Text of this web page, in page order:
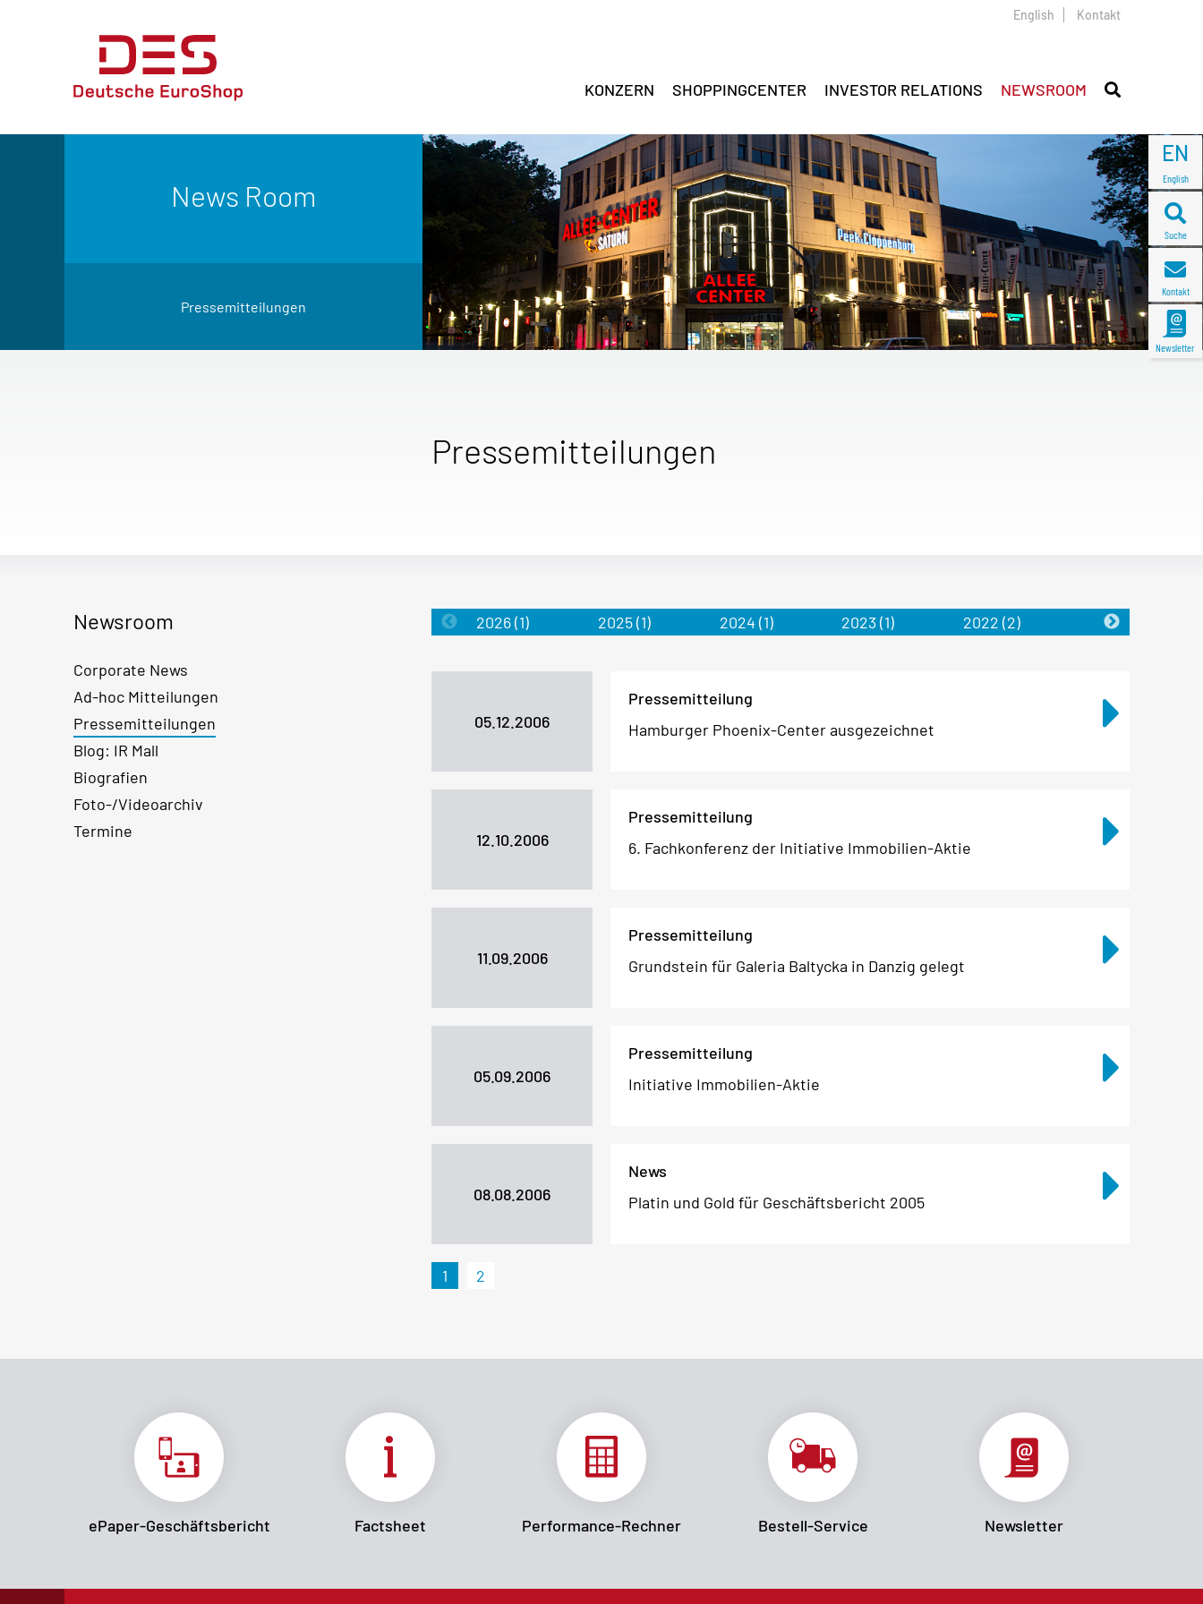
EN
English
Suche
Kontakt
Newsletter
English Kontakt
KONZERN SHOPPINGCENTER INVESTOR RELATIONS NEWSROOM
News Room
Pressemitteilungen
Pressemitteilungen
Newsroom
Corporate News
Ad-hoc Mitteilungen
Pressemitteilungen
Blog: IR Mall
Biografien
Foto-/Videoarchiv
Termine
2026(1) 2025(1) 2024 (1) 2023 (1) 2022 (2) 2021
05.12.2006
Pressemitteilung
Hamburger Phoenix-Center ausgezeichnet
12.10.2006
Pressemitteilung
6. Fachkonferenz der Initiative Immobilien-Aktie
11.09.2006
Pressemitteilung
Grundstein für Galeria Baltycka in Danzig gelegt
05.09.2006
Pressemitteilung
Initiative Immobilien-Aktie
08.08.2006
News
Platin und Gold für Geschäftsbericht 2005
1 2
ePaper-Geschäftsbericht Factsheet Performance-Rechner Bestell-Service Newsletter